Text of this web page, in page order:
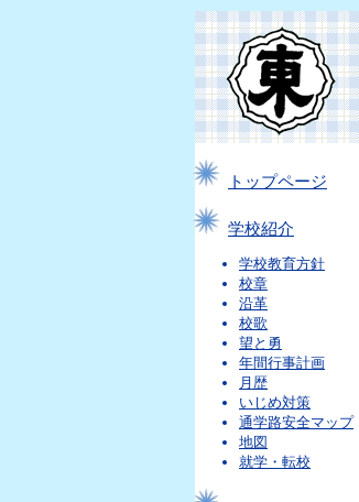
トップページ
学校紹介
学校教育方針
校章
沿革
校歌
望と勇
年間行事計画
月歴
いじめ対策
通学路安全マップ
地図
就学・転校